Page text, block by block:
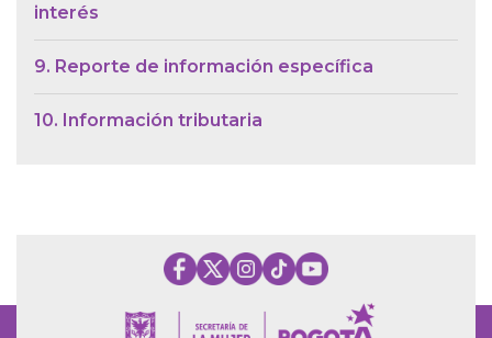
interés
9. Reporte de información específica
10. Información tributaria